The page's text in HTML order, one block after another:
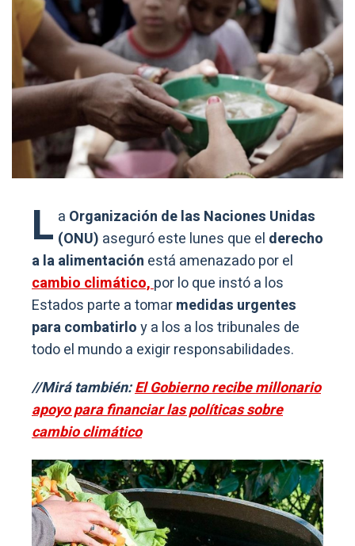
L a Organización de las Naciones Unidas
(ONU) aseguró este lunes que el derecho
a la alimentación está amenazado por el
cambio climático, por lo que instó a los
Estados parte a tomarmedidas urgentes
para combatirloy a los a los tribunales de
todo el mundo a exigir responsabilidades.
//Mirá también:El Gobierno recibe millonario
apoyo para financiar las políticas sobre
cambio climático